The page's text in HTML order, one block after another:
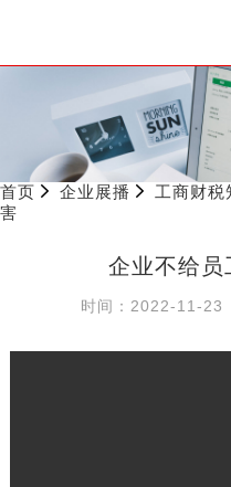
首页 企业展播 工商财税
害
企业不给员
时间：2022-11-23